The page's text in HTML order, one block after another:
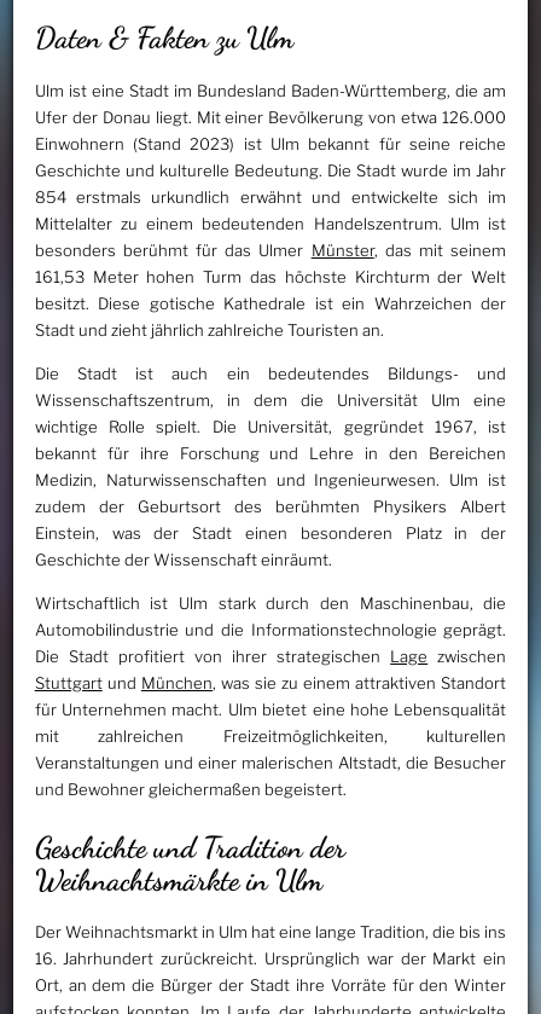
Daten & Fakten zu Ulm
Ulm ist eine Stadt im Bundesland Baden-Württemberg, die am
Ufer der Donau liegt. Mit einer Bevölkerung von etwa 126.000
Einwohnern (Stand 2023) ist Ulm bekannt für seine reiche
Geschichte und kulturelle Bedeutung. Die Stadt wurde im Jahr
854 erstmals urkundlich erwähnt und entwickelte sich im
Mittelalter zu einem bedeutenden Handelszentrum. Ulm ist
besonders berühmt für das Ulmer Münster, das mit seinem
161,53 Meter hohen Turm das höchste Kirchturm der Welt
besitzt. Diese gotische Kathedrale ist ein Wahrzeichen der
Stadt und zieht jährlich zahlreiche Touristen an.
Die Stadt ist auch ein bedeutendes Bildungs- und
Wissenschaftszentrum, in dem die Universität Ulm eine
wichtige Rolle spielt. Die Universität, gegründet 1967, ist
bekannt für ihre Forschung und Lehre in den Bereichen
Medizin, Naturwissenschaften und Ingenieurwesen. Ulm ist
zudem der Geburtsort des berühmten Physikers Albert
Einstein, was der Stadt einen besonderen Platz in der
Geschichte der Wissenschaft einräumt.
Wirtschaftlich ist Ulm stark durch den Maschinenbau, die
Automobilindustrie und die Informationstechnologie geprägt.
Die Stadt profitiert von ihrer strategischen Lage zwischen
Stuttgartund München, was sie zu einem attraktiven Standort
für Unternehmen macht. Ulm bietet eine hohe Lebensqualität
mit zahlreichen Freizeitmöglichkeiten, kulturellen
Veranstaltungen und einer malerischen Altstadt, die Besucher
und Bewohner gleichermaßen begeistert.
Geschichte und Tradition der
Weihnachtsmärkte in Ulm
Der Weihnachtsmarkt in Ulm hat eine lange Tradition, die bis ins
16. Jahrhundert zurückreicht. Ursprünglich war der Markt ein
Ort, an dem die Bürger der Stadt ihre Vorräte für den Winter